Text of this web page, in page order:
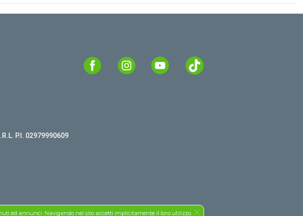
P.I. 02979990609
ed annunci. Navigando nel sito accetti implicitamente il loro utilizzo.